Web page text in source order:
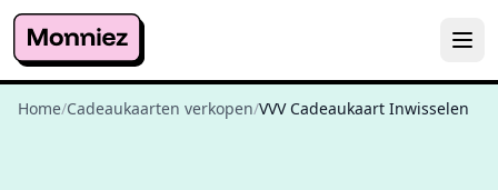
Home/Cadeaukaarten verkopen/VVV Cadeaukaart Inwisselen